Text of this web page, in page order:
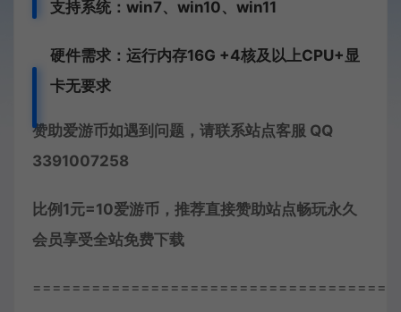
支持系统：win7、win10、win11
硬件需求：运行内存16G +4核及以上CPU+ 显
卡无要求
赞助爱游币如遇到问题，请联系站点客服 QQ
3391007258
比例1元=10爱游币，推荐直接赞助站点畅玩永久
会员享受全站免费下载